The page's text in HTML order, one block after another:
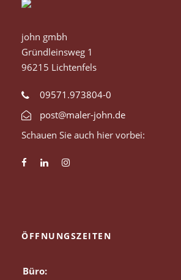
john gmbh
Gründleinsweg 1
96215 Lichtenfels
09571.973804-0
post@maler-john.de
Schauen Sie auch hier vorbei:
ÖFFNUNGSZEITEN
Büro: